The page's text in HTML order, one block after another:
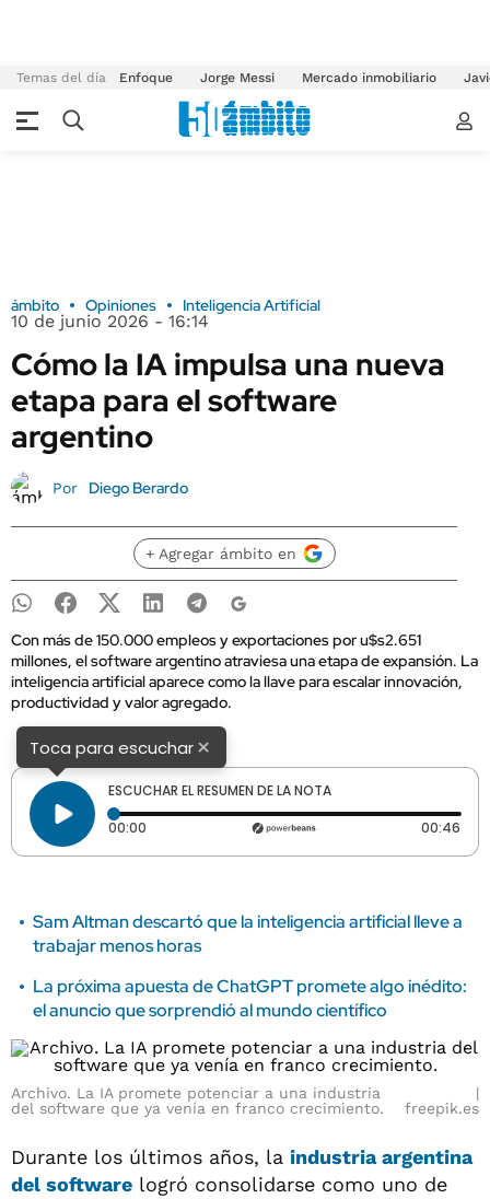
Temas del día Enfoque Jorge Messi Mercado inmobiliario
ámbito Opiniones Inteligencia Artificial
10 de junio 2026 - 16:14
Cómo la IA impulsa una nueva
etapa para el software
argentino
Por Diego Berardo
+ Agregar ámbito en
Con más de 150.000 empleos y exportaciones por u$s2.651
millones, el software argentino atraviesa una etapa de expansión. La
inteligencia artificial aparece como la llave para escalar innovación,
productividad y valor agregado.
Toca para escuchar×
ESCUCHAR EL RESUMEN DE LA NOTA
00:00 Tiempo transcurrido: 0 segundos 00:46
Sam Altman descartó que la inteligencia artificial lleve a
trabajar menos horas
La próxima apuesta de ChatGPT promete algo inédito:
el anuncio que sorprendió al mundo científico
Archivo. La IA promete potenciar a una industria
del software que ya venía en franco crecimiento.
freepik.es
Durante los últimos años, la industria argentina
del software logró consolidarse como uno de